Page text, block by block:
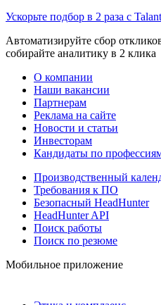
Ускорьте подбор в 2 раза с
Автоматизируйте сбор
собирайте аналитику в 2 клика
О компании
Наши вакансии
Партнерам
Реклама на сайте
Новости и статьи
Инвесторам
Кандидаты по
Производственный
Требования к ПО
Безопасный HeadHunter
HeadHunter API
Поиск работы
Поиск по резюме
Мобильное приложение